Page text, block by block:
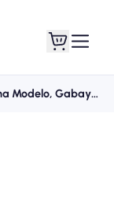
eSIM para sa iPad: Mga Tugma na Modelo, Gabay sa Pag-activate at Pag-setup